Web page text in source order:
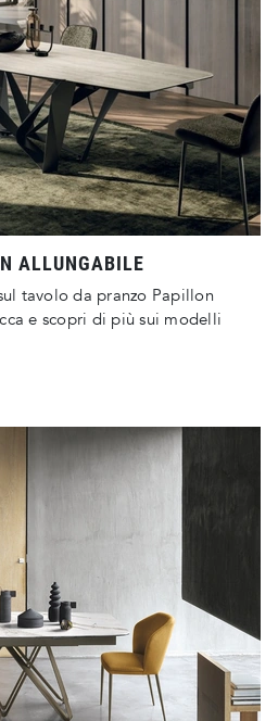
ALLUNGABILE
tavolo da pranzo Papillon
e scopri di più sui modelli